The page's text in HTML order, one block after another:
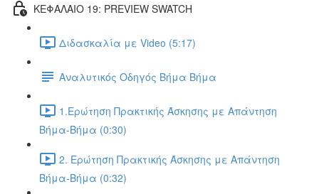
ΚΕΦΑΛΑΙΟ 19: PREVIEW SWATCH
Διδασκαλία με Video (5:17)
Αναλυτικός Οδηγός Βήμα Βήμα
1.Ερώτηση Πρακτικής Άσκησης με Απάντηση
Βήμα-Βήμα (0:30)
2. Ερώτηση Πρακτικής Άσκησης με Απάντηση
Βήμα-Βήμα (0:32)